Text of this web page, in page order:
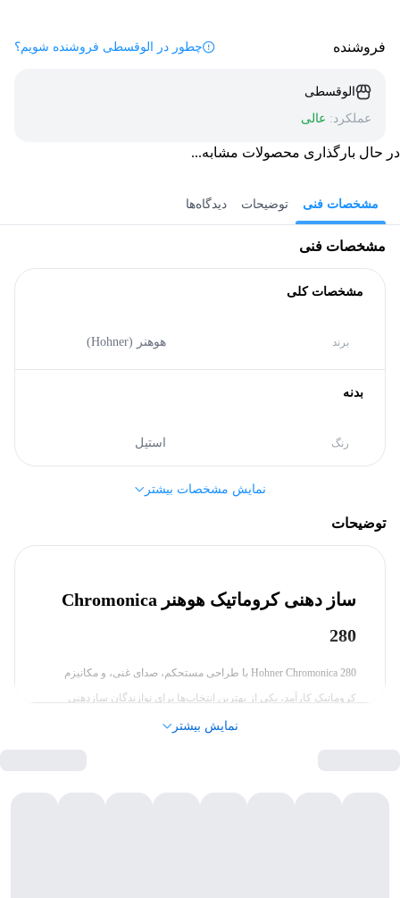
فروشنده چطور در الوقسطی فروشنده شویم؟
الوقسطی
عملکرد: عالی
در حال بارگذاری محصولات مشابه...
مشخصات فنی توضیحات دیدگاه‌ها
مشخصات فنی
مشخصات کلی
برند هوهنر (Hohner)
بدنه
رنگ استیل
استیل ضد زنگ,
کوک کوک سی
19.3 سانتی‌متر
نمایش مشخصات بیشتر
توضیحات
ساز دهنی کروماتیک هوهنر Chromonica
280
Hohner Chromonica 280 با طراحی مستحکم، صدای غنی، و مکانیزم
کروماتیک کارآمد، یکی از بهترین انتخاب‌ها برای نوازندگان سازدهنی
کروماتیک است. این ساز، چه برای تمرین‌های روزمره و چه برای اجراهای
نمایش بیشتر